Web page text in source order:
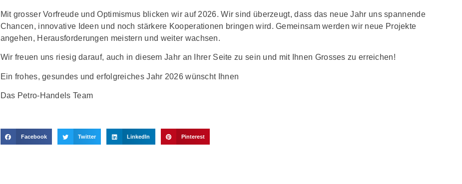
Mit grosser Vorfreude und Optimismus blicken wir auf 2026. Wir sind überzeugt, dass das neue Jahr uns spannende
Chancen, innovative Ideen und noch stärkere Kooperationen bringen wird. Gemeinsam werden wir neue Projekte
angehen, Herausforderungen meistern und weiter wachsen.
Wir freuen uns riesig darauf, auch in diesem Jahr an Ihrer Seite zu sein und mit Ihnen Grosses zu erreichen!
Ein frohes, gesundes und erfolgreiches Jahr 2026 wünscht Ihnen
Das Petro-Handels Team
Facebook Twitter LinkedIn Pinterest